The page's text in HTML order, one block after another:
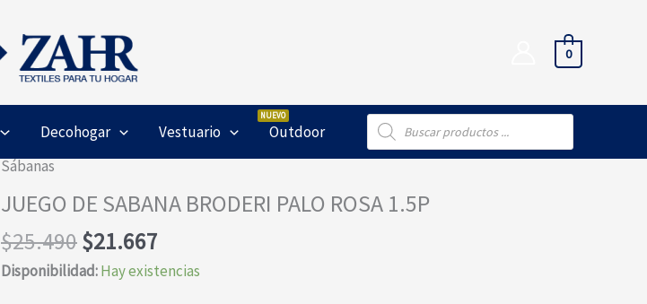
0
Decohogar Vestuario Outdoor
Búsqueda
de
productos
Sábanas
JUEGO DE SABANA BRODERI PALO ROSA 1.5P
$25.490El
precio
$21.667
precio
Disponibilidad:Hay existencias